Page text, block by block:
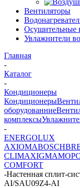
Вентиляторы
Осушительные
Увлажнители
Главная
-
Каталог
-
Кондиционеры
Кондиционеры
оборудованние
комплексы
-
ENERGOLUX
AXIOMABOSCH
CLIMAXIGMA
COMFORT
-Настенная сплит-
AI/SAU09Z4-AI